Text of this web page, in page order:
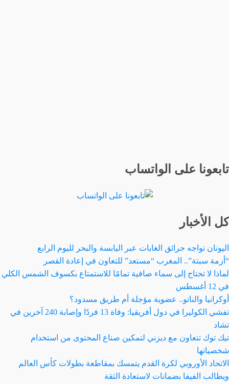
تابعونا على الواتساب
كل الأخبار
اليونان تواجه حرائق الغابات عبر اليابسة والبحر لليوم الرابع
“أزمة سبتة”.. المغرب “مستعد” للتعاون في إعادة القصر
لماذا لا تحتاج إلى سماء صافية تمامًا للاستمتاع بكسوف الشمس الكلي
في 12 أغسطس
أوكرانيا والناتو.. عضوية مؤجلة أم طريق مسدود؟
تفشي الكوليرا في دول أفريقيا: وفاة 13 فردًا وإصابة 240 آخرين في
تشاد
تيك توك تتعاون مع ديزني لتمكين صناع المحتوى من استخدام
شخصياتها
الاتحاد الأوروبي لكرة القدم يتمسك بمقاطعة بطولات كأس العالم
ويطالب الفيفا بضمانات لاستعادة الثقة